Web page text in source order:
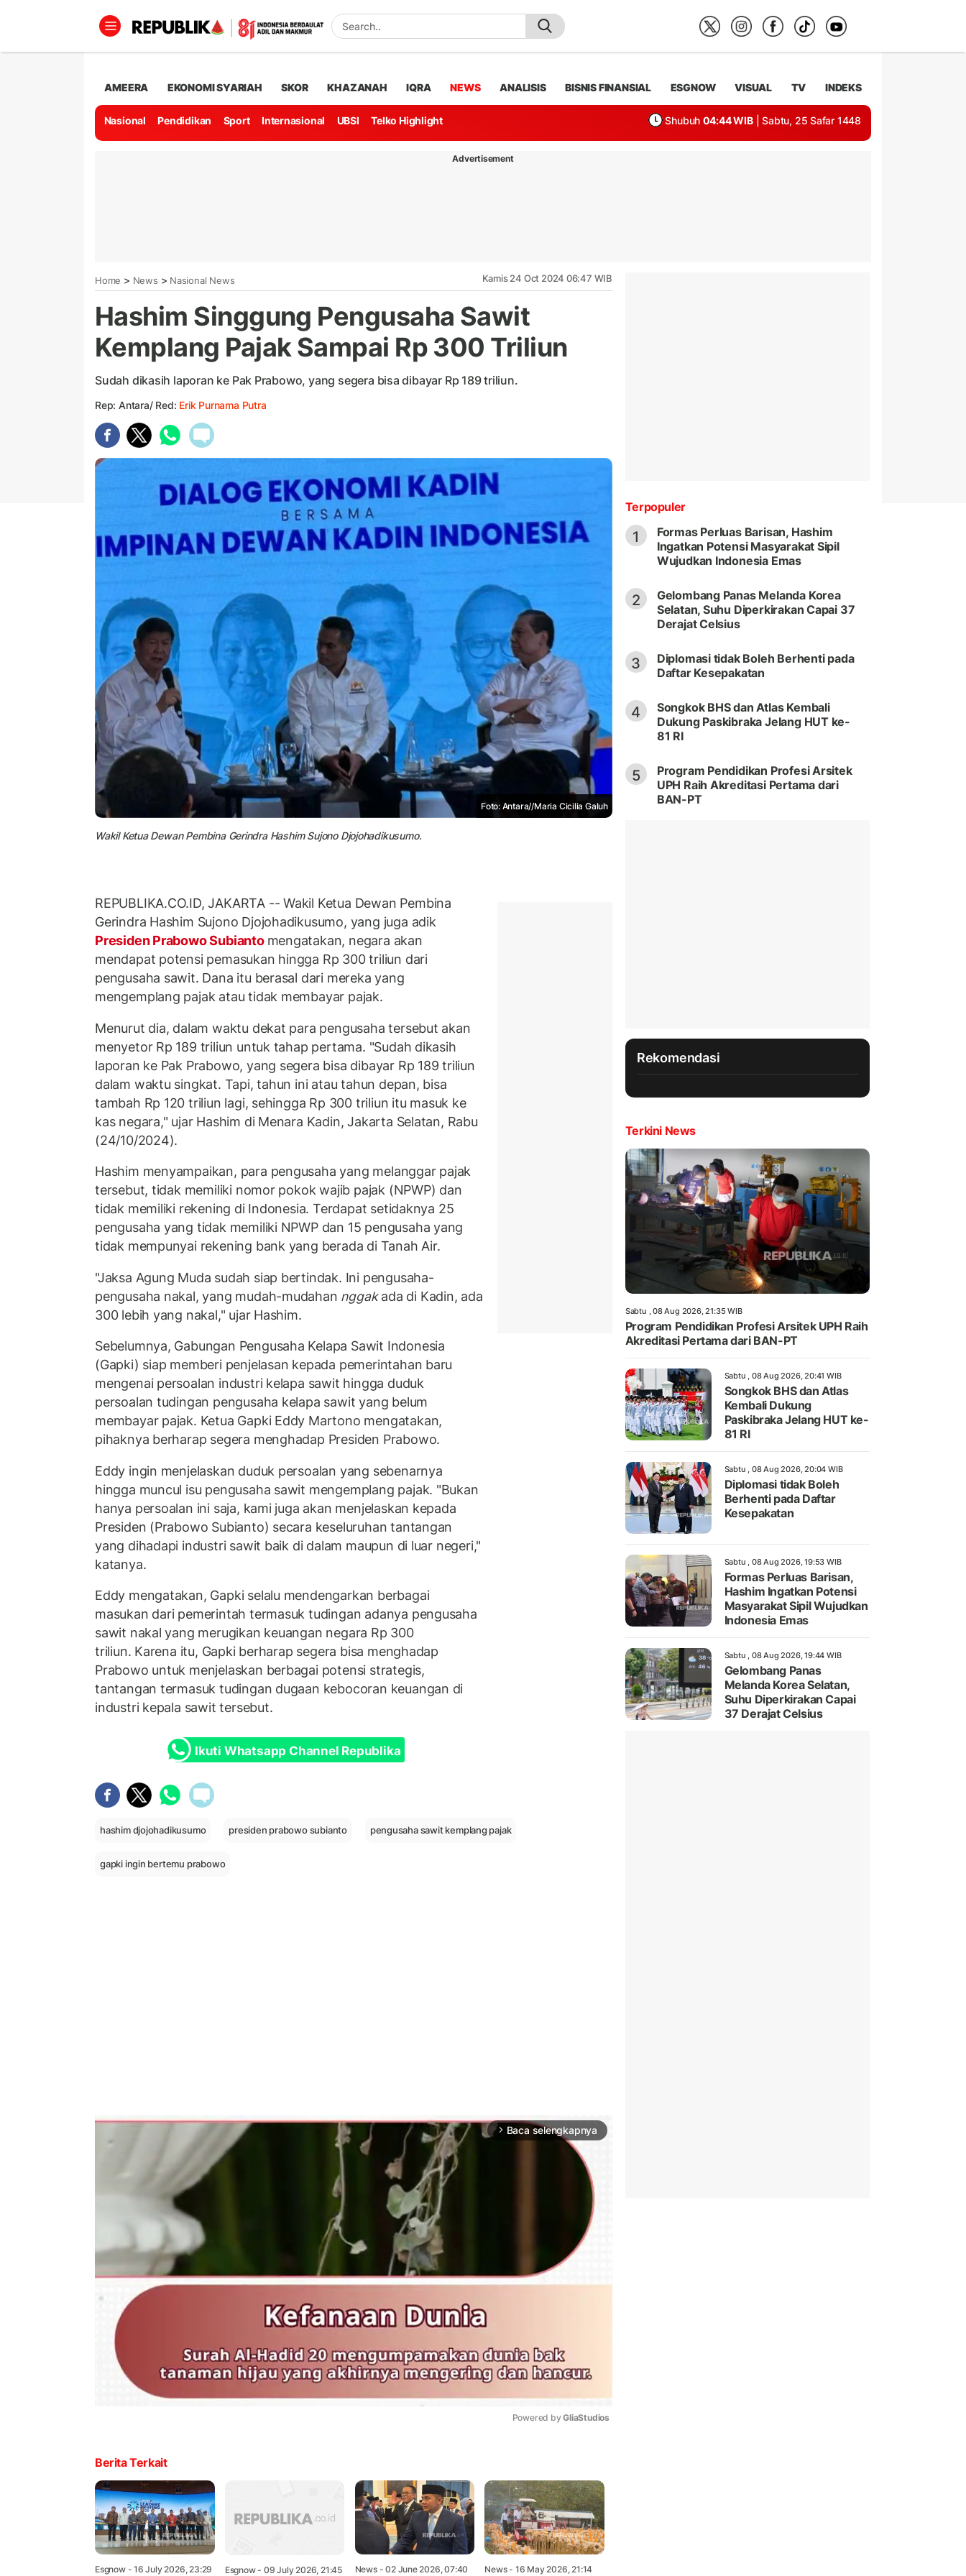
AMEERA EKONOMI SYARIAH SKOR KHAZANAH IQRA NEWS ANALISIS BISNIS FINANSIAL ESGNOW VISUAL TV INDEKS
Nasional Pendidikan Sport Internasional UBSI Telko Highlight Shubuh 04:44 WIB | Sabtu, 25 Safar 1448
Advertisement
Home > News > Nasional News Kamis 24 Oct 2024 06:47 WIB
Hashim Singgung Pengusaha Sawit
Kemplang Pajak Sampai Rp 300 Triliun
Sudah dikasih laporan ke Pak Prabowo, yang segera bisa dibayar Rp 189 triliun.
Rep: Antara/ Red: Erik Purnama Putra
Foto: Antara//Maria Cicilia Galuh
Wakil Ketua Dewan Pembina Gerindra Hashim Sujono Djojohadikusumo.
REPUBLIKA.CO.ID, JAKARTA -- Wakil Ketua Dewan Pembina
Gerindra Hashim Sujono Djojohadikusumo, yang juga adik
Presiden Prabowo Subianto mengatakan, negara akan
mendapat potensi pemasukan hingga Rp 300 triliun dari
pengusaha sawit. Dana itu berasal dari mereka yang
mengemplang pajak atau tidak membayar pajak.
Menurut dia, dalam waktu dekat para pengusaha tersebut akan
menyetor Rp 189 triliun untuk tahap pertama. "Sudah dikasih
laporan ke Pak Prabowo, yang segera bisa dibayar Rp 189 triliun
dalam waktu singkat. Tapi, tahun ini atau tahun depan, bisa
tambah Rp 120 triliun lagi, sehingga Rp 300 triliun itu masuk ke
kas negara," ujar Hashim di Menara Kadin, Jakarta Selatan, Rabu
(24/10/2024).
Hashim menyampaikan, para pengusaha yang melanggar pajak
tersebut, tidak memiliki nomor pokok wajib pajak (NPWP) dan
tidak memiliki rekening di Indonesia. Terdapat setidaknya 25
pengusaha yang tidak memiliki NPWP dan 15 pengusaha yang
tidak mempunyai rekening bank yang berada di Tanah Air.
"Jaksa Agung Muda sudah siap bertindak. Ini pengusaha-
pengusaha nakal, yang mudah-mudahan nggakada di Kadin, ada
300 lebih yang nakal," ujar Hashim.
Sebelumnya, Gabungan Pengusaha Kelapa Sawit Indonesia
(Gapki) siap memberi penjelasan kepada pemerintahan baru
mengenai persoalan industri kelapa sawit hingga duduk
persoalan tudingan pengusaha kelapa sawit yang belum
membayar pajak. Ketua Gapki Eddy Martono mengatakan,
pihaknya berharap segera menghadap Presiden Prabowo.
Eddy ingin menjelaskan duduk persoalan yang sebenarnya
hingga muncul isu pengusaha sawit mengemplang pajak. "Bukan
hanya persoalan ini saja, kami juga akan menjelaskan kepada
Presiden (Prabowo Subianto) secara keseluruhan tantangan
yang dihadapi industri sawit baik di dalam maupun di luar negeri,"
katanya.
Eddy mengatakan, Gapki selalu mendengarkan berbagai
masukan dari pemerintah termasuk tudingan adanya pengusaha
sawit nakal yang merugikan keuangan negara Rp 300
triliun. Karena itu, Gapki berharap segera bisa menghadap
Prabowo untuk menjelaskan berbagai potensi strategis,
tantangan termasuk tudingan dugaan kebocoran keuangan di
industri kepala sawit tersebut.
Ikuti Whatsapp Channel Republika
hashim djojohadikusumo presiden prabowo subianto pengusaha sawit kemplang pajak
gapki ingin bertemu prabowo
arrow_forward_ios Baca selengkapnya
Powered by GliaStudios
Berita Terkait
Esgnow- 16 July 2026, 23:29 Esgnow- 09 July 2026, 21:45 News- 02 June 2026, 07:40 News- 16 May 2026, 21:14
Terpopuler
1
Formas Perluas Barisan, Hashim
Ingatkan Potensi Masyarakat Sipil
Wujudkan Indonesia Emas
2
Gelombang Panas Melanda Korea
Selatan, Suhu Diperkirakan Capai 37
Derajat Celsius
3
Diplomasi tidak Boleh Berhenti pada
Daftar Kesepakatan
4
Songkok BHS dan Atlas Kembali
Dukung Paskibraka Jelang HUT ke-
81 RI
5
Program Pendidikan Profesi Arsitek
UPH Raih Akreditasi Pertama dari
BAN-PT
Rekomendasi
Terkini News
Sabtu , 08 Aug 2026, 21:35 WIB
Program Pendidikan Profesi Arsitek UPH Raih
Akreditasi Pertama dari BAN-PT
Sabtu , 08 Aug 2026, 20:41 WIB
Songkok BHS dan Atlas
Kembali Dukung
Paskibraka Jelang HUT ke-
81 RI
Sabtu , 08 Aug 2026, 20:04 WIB
Diplomasi tidak Boleh
Berhenti pada Daftar
Kesepakatan
Sabtu , 08 Aug 2026, 19:53 WIB
Formas Perluas Barisan,
Hashim Ingatkan Potensi
Masyarakat Sipil Wujudkan
Indonesia Emas
Sabtu , 08 Aug 2026, 19:44 WIB
Gelombang Panas
Melanda Korea Selatan,
Suhu Diperkirakan Capai
37 Derajat Celsius